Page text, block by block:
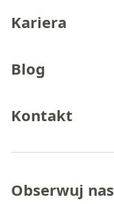
Kariera
Blog
Kontakt
Obserwuj nas